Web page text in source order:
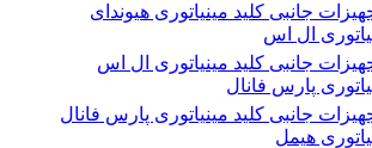
جانبی کلید مینیاتوری هیوندای
ال اس
جانبی کلید مینیاتوری ال اس
پارس فانال
جانبی کلید مینیاتوری پارس فانال
هیمل